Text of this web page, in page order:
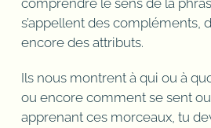
comprendre le sens de la
s’appellent des compléments,
encore des attributs.
Ils nous montrent à qui ou à
ou encore comment se sent
apprenant ces morceaux, tu